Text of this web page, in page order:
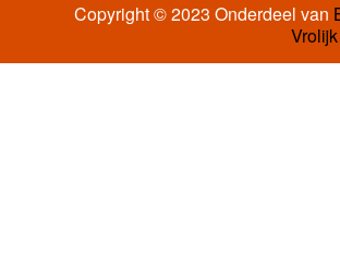
Copyright © 2023 Onderdeel van